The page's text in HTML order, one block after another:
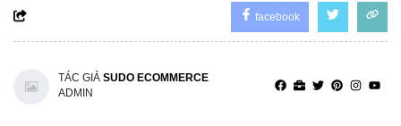
facebook
TÁC GIẢ SUDO ECOMMERCE
ADMIN